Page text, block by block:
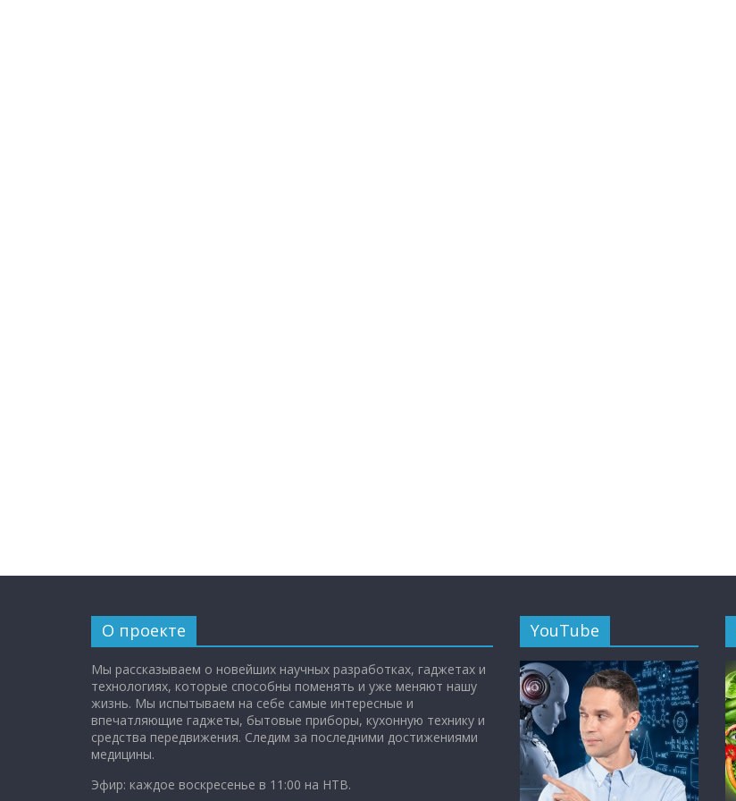
О проекте
Мы рассказываем о новейших научных разработках, гаджетах и
технологиях, которые способны поменять и уже меняют нашу
жизнь. Мы испытываем на себе самые интересные и
впечатляющие гаджеты, бытовые приборы, кухонную технику и
средства передвижения. Следим за последними достижениями
медицины.
Эфир: каждое воскресенье в 11:00 на НТВ.
YouTube